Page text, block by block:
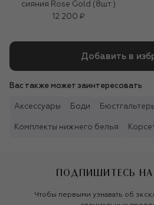
сияния Rose Gold (8шт.)
12 200 ₽
Добавить в
Вас также может заинтересовать
Аксессуары Боди
Комплекты нижнего белья
ПОДПИШИТЕСЬ НА
Чтобы первыми узнавать об